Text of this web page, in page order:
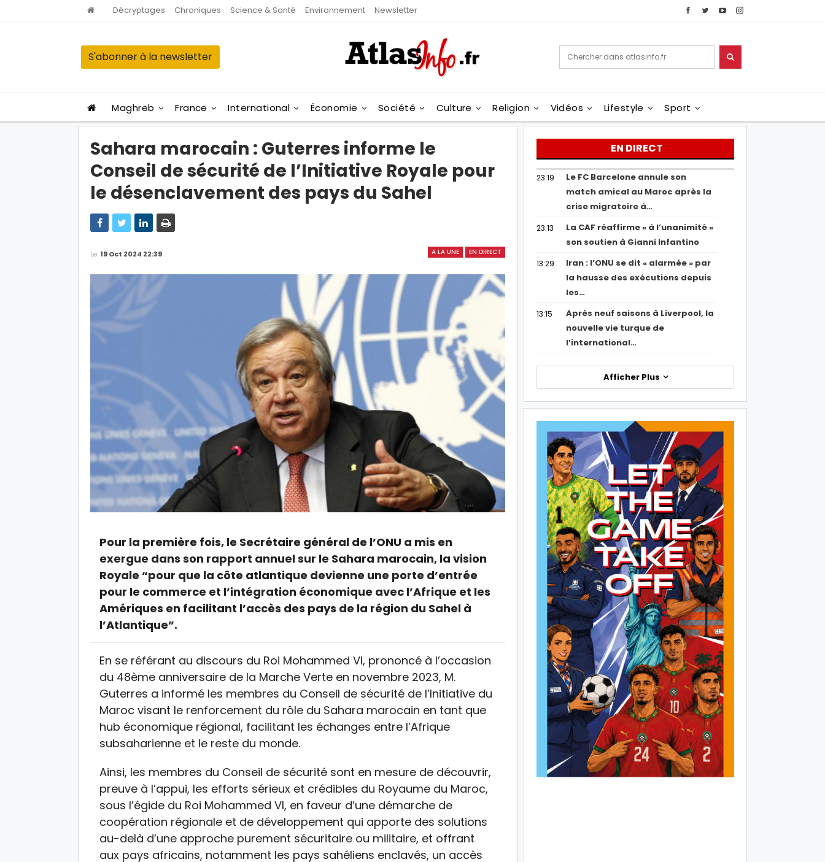
Décryptages Chroniques Science & Santé Environnement Newsletter
S'abonner à la newsletter
Maghreb France International Économie Société Culture Religion Vidéos Lifestyle Sport
Sahara marocain : Guterres informe le
Conseil de sécurité de l’Initiative Royale pour
le désenclavement des pays du Sahel
A LA UNE EN DIRECT
Le 19 Oct 2024 22:39
Pour la première fois, le Secrétaire général de l’ONU a mis en
exergue dans son rapport annuel sur le Sahara marocain, la vision
Royale “pour que la côte atlantique devienne une porte d’entrée
pour le commerce et l’intégration économique avec l’Afrique et les
Amériques en facilitant l’accès des pays de la région du Sahel à
l’Atlantique”.
En se référant au discours du Roi Mohammed VI, prononcé à l’occasion
du 48ème anniversaire de la Marche Verte en novembre 2023, M.
Guterres a informé les membres du Conseil de sécurité de l’Initiative du
Maroc visant le renforcement du rôle du Sahara marocain en tant que
hub économique régional, facilitant les échanges entre l’Afrique
subsaharienne et le reste du monde.
Ainsi, les membres du Conseil de sécurité sont en mesure de découvrir,
preuve à l’appui, les efforts sérieux et crédibles du Royaume du Maroc,
sous l’égide du Roi Mohammed VI, en faveur d’une démarche de
coopération régionale et de développement qui apporte des solutions
au-delà d’une approche purement sécuritaire ou militaire, et offrant
aux pays africains, notamment les pays sahéliens enclavés, un accès
EN DIRECT
23:19
Le FC Barcelone annule son
match amical au Maroc après la
crise migratoire à…
23:13
La CAF réaffirme « à l’unanimité »
son soutien à Gianni Infantino
13:29
Iran : l’ONU se dit « alarmée » par
la hausse des exécutions depuis
les…
13:15
Après neuf saisons à Liverpool, la
nouvelle vie turque de
l’international…
Afficher Plus